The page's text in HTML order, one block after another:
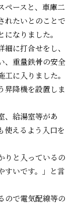
ペースと、車庫二
れたいとのことで
なりました。
に打合せをし、
、重量鉄骨の安全
に入りました。
昇降機を設置しま
、給湯室等があ
使えるよう入口を
りと入っているの
すいです。」と言
ので電気配線等の